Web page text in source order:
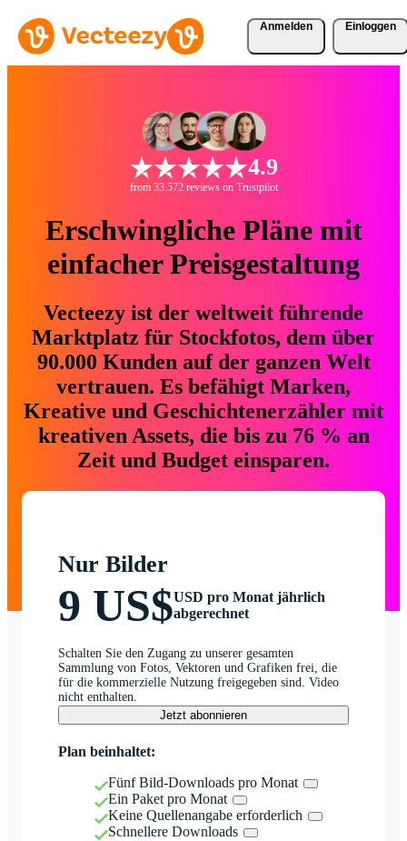
Anmelden Einloggen
4.9
from 33.572 reviews on Trustpilot
Erschwingliche Pläne mit
einfacher Preisgestaltung
Vecteezy ist der weltweit führende
Marktplatz für Stockfotos, dem über
90.000 Kunden auf der ganzen Welt
vertrauen. Es befähigt Marken,
Kreative und Geschichtenerzähler mit
kreativen Assets, die bis zu 76 % an
Zeit und Budget einsparen.
Nur Bilder
9 US$USD pro Monat jährlich
abgerechnet
Schalten Sie den Zugang zu unserer gesamten
Sammlung von Fotos, Vektoren und Grafiken frei, die
für die kommerzielle Nutzung freigegeben sind. Video
nicht enthalten.
Jetzt abonnieren
Plan beinhaltet:
Fünf Bild-Downloads pro Monat
Ein Paket pro Monat
Keine Quellenangabe erforderlich
Schnellere Downloads